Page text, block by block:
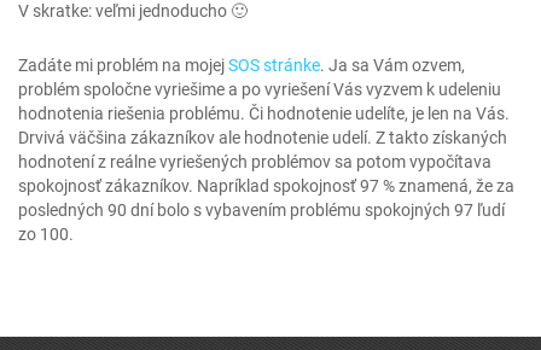
V skratke: veľmi jednoducho 🙂
Zadáte mi problém na mojejSOS stránke. Ja sa Vám ozvem,
problém spoločne vyriešime a po vyriešení Vás vyzvem k udeleniu
hodnotenia riešenia problému. Či hodnotenie udelíte, je len na Vás.
Drvivá väčšina zákazníkov ale hodnotenie udelí. Z takto získaných
hodnotení z reálne vyriešených problémov sa potom vypočítava
spokojnosť zákazníkov. Napríklad spokojnosť 97 % znamená, že za
posledných 90 dní bolo s vybavením problému spokojných 97 ľudí
zo 100.